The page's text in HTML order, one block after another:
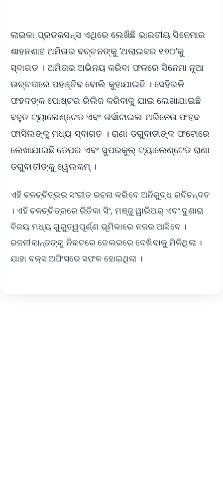
ଲାଇକା ପ୍ରଡକସନ୍ସ ଏଥିରେ ଲେଖିଛି ଭାରତୀୟ ସିନେମାର
‌ଶାହନଶାହ ଅମିତାଭ ବଚ୍ଚନଙ୍କୁ ‘ଥଲାଇବର ୧୭୦’କୁ
ସ୍ବାଗତ । ଅମିତାଭ ଅଭିନୟ କରିବା ଫଳରେ ସିନେମା ନୂଆ
ଉଚ୍ଚତାରେ ପହଞ୍ଚିବ ବୋଲି କୁହାଯାଇଛି । ସେହିଭଳି
ଫହଦଙ୍କ ପୋଷ୍ଟର ରିଲିଜ କରିବାକୁ ଯାଇ ଲେଖାଯାଇଛି
ବହୁତ ଟ୍ୟାଲେଣ୍ଟେଡ ଏବଂ ଭର୍ସାଟାଇଲ ଅଭିନେତା ଫହଦ
ଫାସିଲଙ୍କୁ ମଧ୍ୟ ସ୍ବାଗତ । ରାଣା ଡଗୁବାତୀଙ୍କ ଫଟୋରେ
ଲେଖାଯାଇଛି ଡେପର ଏବଂ ସୁପରକୁଲ୍ ଟ୍ୟାଲେଣ୍ଟେଡ ରାଣା
ଡଗୁବାତୀଙ୍କୁ ୱେଲକମ୍‌ ।
ଏହି ଚଳଚ୍ଚିତ୍ରର ସଂଗୀତ ରଚନା କରିବେ ଅନିରୁଦ୍ଧ ରବିଚନ୍ଦତ
। ଏହି ଚଳଚ୍ଚିତ୍ରରେ ରିତିକା ସିଂ, ମଞ୍ଜୁ ୱାରିଅର୍ ଏବଂ ଦୁଶାରା
ବିଜୟ ମଧ୍ୟ ଗୁରୁତ୍ୱପୂର୍ଣ୍ଣ ଭୂମିକାରେ ନଜର ଆସିବେ ।
ରଜନୀକାନ୍ତଙ୍କୁ ନିକଟରେ ଜେଲରରେ ଦେଖିବାକୁ ମିଳିଥିଲା ।
ଯାହା ବକ୍ସ ଅଫିସରେ ସଫଳ ହୋଇଥିଲା ।